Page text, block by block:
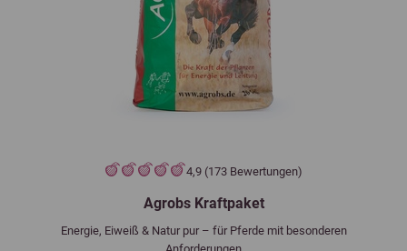
4,9 (173 Bewertungen)
Agrobs Kraftpaket
Energie, Eiweiß & Natur pur – für Pferde mit besonderen